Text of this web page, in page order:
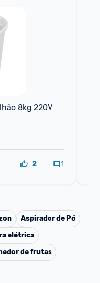
8kg 220V
2 1
Aspirador de Pó
elétrica
de frutas